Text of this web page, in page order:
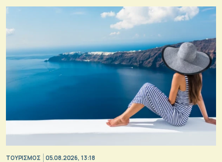
ΤΟΥΡΙΣΜΟΣ 05.08.2026, 13:18